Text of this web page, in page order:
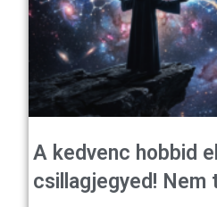
A kedvenc hobbid
csillagjegyed! Nem